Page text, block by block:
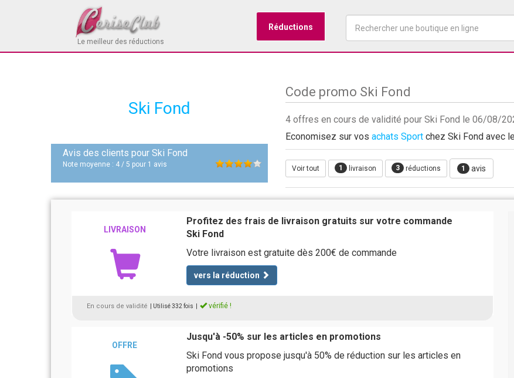
Le meilleur des réductions
Réductions
Ski Fond
Avis des clients pour Ski Fond
Note moyenne : 4 / 5 pour 1 avis
Code promo Ski Fond
4 offres en cours de validité pour Ski Fond le 06/08/
Economisez sur vos achats Sport chez Ski Fond avec
Voir tout 1 livraison 3 réductions 1 avis
LIVRAISON
Profitez des frais de livraison gratuits sur votre commande
Ski Fond
Votre livraison est gratuite dès 200€ de commande
vers la réduction
En cours de validité | Utilisé 332 fois vérifié !
OFFRE
Jusqu'à -50% sur les articles en promotions
Ski Fond vous propose jusqu'à 50% de réduction sur les articles en
promotions